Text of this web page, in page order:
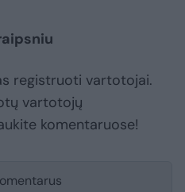
registruoti vartotojai.
vartotojų
komentaruose!